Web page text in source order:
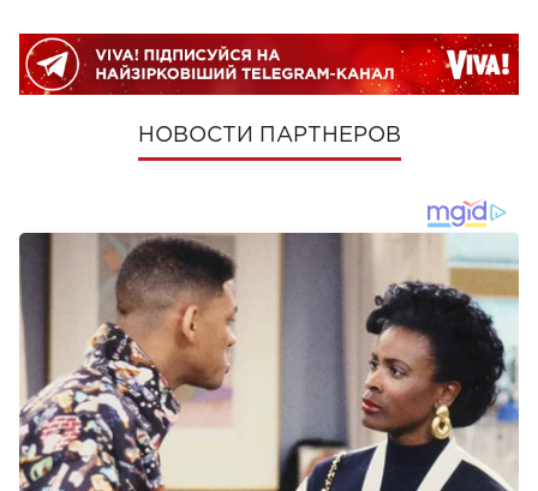
НОВОСТИ ПАРТНЕРОВ